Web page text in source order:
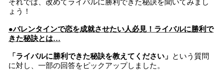
それでは、改めてライバルに勝利できた秘訣を聞いてみまし
ょう！
●バレンタインで恋を成就させたい人必見！ライバルに勝利で
きた秘訣とは…
「ライバルに勝利できた秘訣を教えてください」
という質問
に対し、一部の回答をピックアップしました。